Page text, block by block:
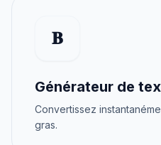
𝐁
Générateur de
Convertissez
gras.